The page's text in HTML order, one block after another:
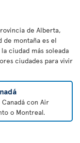
de Alberta,
de montaña es el
ciudad más soleada
ciudades para vivir
con Air
o Montreal.